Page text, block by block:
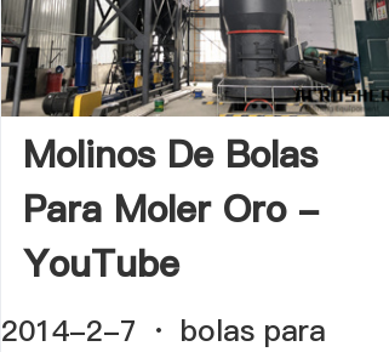
Molinos De Bolas
Para Moler Oro -
YouTube
2014-2-7 · bolas para